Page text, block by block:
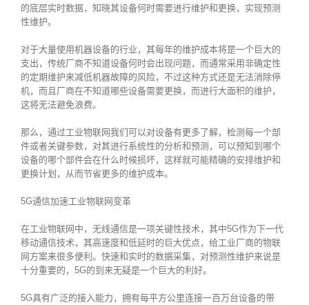
的底层实时数据，知晓其设备何时需要进行维护和更换，实现预测
性维护。
对于大量使用机器设备的行业，其每年的维护成本将是一个巨大的
支出，传统厂商不知道设备何时会出现问题，而通常采用非确定性
的定期维护来减低机器故障的风险，不过这种方式还是无法消除停
机，而且厂商在不知道哪些设备需要更换，而进行大面积的维护，
这将无法避免浪费。
那么，通过工业物联网我们可以对设备有更多了解，检测每一个部
件或者关键参数，对其进行系统性的分析和预测，可以预知到哪个
设备的哪个部件会在什么时候损坏，这样就可能精确的安排维护和
更换计划，从而节省更多的维护成本。
5G通信加速工业物联网变革
在工业物联网中，无线通信是一项关键性技术，其中5G作为下一代
移动通信技术，其高速度和低延时的巨大优点，给工业厂商的物联
网方案来很多便利。快速和实时的数据采集，对预测性维护来说是
十分重要的，5G的到来无疑是一个巨大的利好。
5G具有广泛的接入能力，拥有每平方公里连接一百万台设备的带